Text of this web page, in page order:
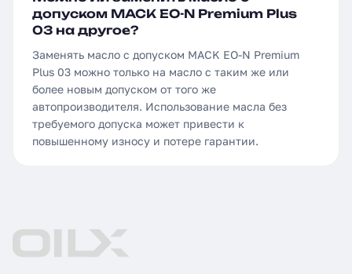
допуском MACK EO-N Premium Plus
03 на другое?
Заменять масло с допуском MACK EO-N Premium
Plus 03 можно только на масло с таким же или
более новым допуском от того же
автопроизводителя. Использование масла без
требуемого допуска может привести к
повышенному износу и потере гарантии.